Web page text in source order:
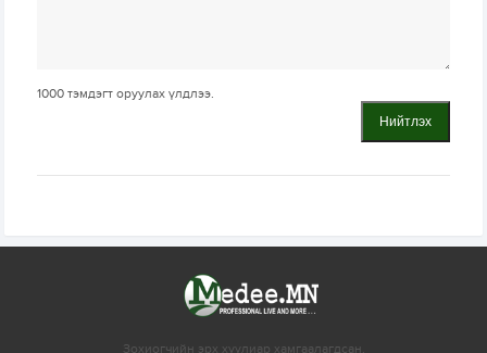
1000 тэмдэгт оруулах үлдлээ.
Нийтлэх
Зохиогчийн эрх хуулиар хамгаалагдсан.